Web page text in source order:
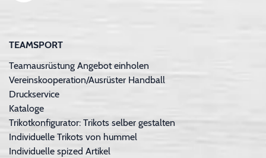
TEAMSPORT
Teamausrüstung Angebot einholen
Vereinskooperation/Ausrüster Handball
Druckservice
Kataloge
Trikotkonfigurator: Trikots selber gestalten
Individuelle Trikots von hummel
Individuelle spized Artikel